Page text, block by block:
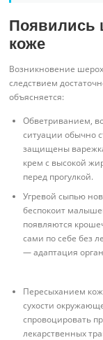
Появились
коже
Возникновение
следствием
объясняется:
Обветриванием,
ситуации обычно
защищены
крем с высокой
перед прогулкой.
Угревой сыпью
беспокоит
появляются
сами по себе без
— адаптация
Пересыханием
сухости
спровоцировать
лекарственных